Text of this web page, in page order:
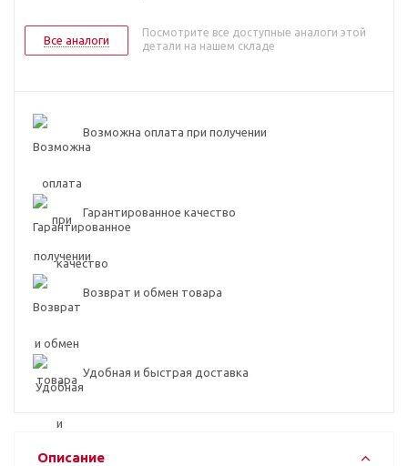
Все аналоги
Посмотрите все доступные аналоги этой
детали на нашем складе
Возможна оплата при получении
Гарантированное качество
Возврат и обмен товара
Удобная и быстрая доставка
Описание